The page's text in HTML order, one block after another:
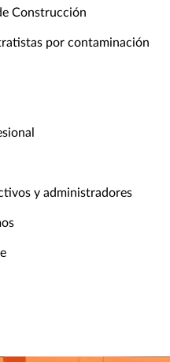
Construcción
por contaminación
y administradores